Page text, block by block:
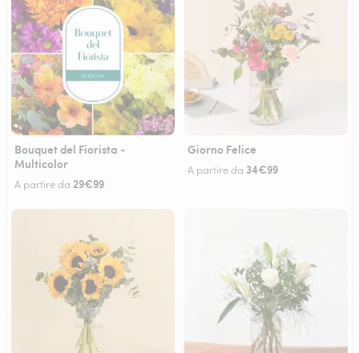
Bouquet del Fiorista -
Multicolor
A partire da 29€99
Giorno Felice
A partire da 34€99